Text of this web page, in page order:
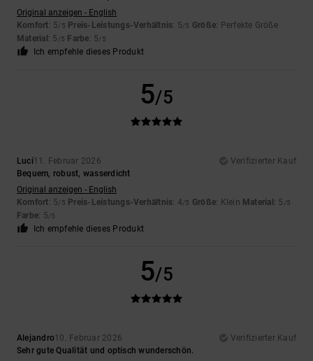
Original anzeigen - English
Komfort: 5/5 Preis-Leistungs-Verhältnis: 5/5 Größe: Perfekte Größe
Material : 5 /5 Farbe: 5/5
Ich empfehle dieses Produkt
5/5
Luci11. Februar 2026
Verifizierter Kauf
Bequem, robust, wasserdicht
Original anzeigen - English
Komfort: 5/5 Preis-Leistungs-Verhältnis: 4/5 Größe: Klein Material : 5 /5
Farbe: 5/5
Ich empfehle dieses Produkt
5/5
Alejandro10. Februar 2026
Verifizierter Kauf
Sehr gute Qualität und optisch wunderschön.